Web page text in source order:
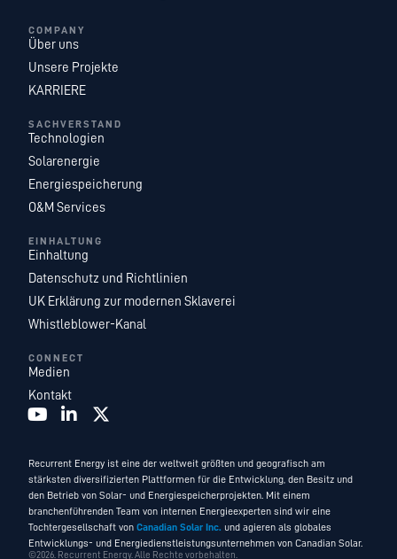
COMPANY
Über uns
Unsere Projekte
KARRIERE
SACHVERSTAND
Technologien
Solarenergie
Energiespeicherung
O&M Services
EINHALTUNG
Einhaltung
Datenschutz und Richtlinien
UK Erklärung zur modernen Sklaverei
Whistleblower-Kanal
CONNECT
Medien
Kontakt
Recurrent Energy ist eine der weltweit größten und geografisch am
stärksten diversifizierten Plattformen für die Entwicklung, den Besitz und
den Betrieb von Solar- und Energiespeicherprojekten. Mit einem
branchenführenden Team von internen Energieexperten sind wir eine
Tochtergesellschaft von Canadian Solar Inc. und agieren als globales
Entwicklungs- und Energiedienstleistungsunternehmen von Canadian Solar.
©2026. Recurrent Energy. Alle Rechte vorbehalten.